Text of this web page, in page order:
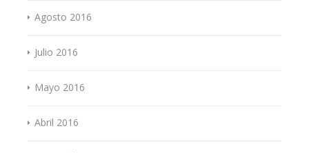
Agosto 2016
Julio 2016
Mayo 2016
Abril 2016